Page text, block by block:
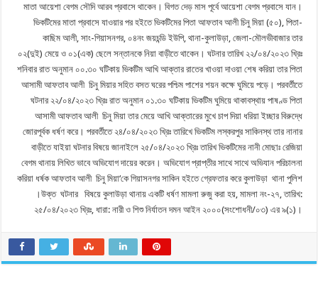
মাতা আয়েশা বেগম সৌদি আরব প্রবাসে থাকেন। বিগত দেড় মাস পূর্বে আয়েশা বেগম প্রবাসে যান।
ভিকটিমের মাতা প্রবাসে যাওয়ার পর হইতে ভিকটিমের পিতা আফতাব আলী চিনু মিয়া (৫০), পিতা-
কাছিম আলী, সাং-গিয়াসনগর, ০৪নং জয়চন্ডি ইউপি, থানা-কুলাউড়া, জেলা-মৌলভীবাজার তার
০২(দুই) মেয়ে ও ০১(এক) ছেলে সন্তানকে নিয়া বাড়ীতে থাকেন। ঘটনার তারিখ ২২/০৪/২০২৩ খ্রিঃ
শনিবার রাত অনুমান ০০.৩০ ঘটিকায় ভিকটিম আখি আক্তার রাতের খাওয়া দাওয়া শেষ করিয়া তার পিতা
আসামী আফতাব আলী চিনু মিয়ার সহিত বসত ঘরের পশ্চিম পাশের শয়ন কক্ষে ঘুমিয়ে পড়ে। পরবর্তীতে
ঘটনার ২২/০৪/২০২৩ খ্রিঃ রাত অনুমান ০১.৩০ ঘটিকায় ভিকটিম ঘুমিয়ে থাকাবস্থায় পাষণ্ড পিতা
আসামী আফতাব আলী চিনু মিয়া তার মেয়ে আখি আক্তারের মুখে চাপ দিয়া ধরিয়া ইচ্ছার বিরুদ্ধে
জোরপূর্বক ধর্ষণ করে। পরবর্তীতে ২৪/০৪/২০২৩ খ্রিঃ তারিখে ভিকটিম লস্করপুর সাকিনস্থ তার নানার
বাড়ীতে যাইয়া ঘটনার বিষয়ে জানাইলে ২৫/০৪/২০২৩ খ্রিঃ তারিখ ভিকটিমের নানী মোছাঃ রেজিয়া
বেগম থানায় লিখিত ভাবে অভিযোগ দায়ের করেন। অভিযোগ প্রাপ্তীর সাথে সাথে অভিযান পরিচালনা
করিয়া ধর্ষক আফতাব আলী চিনু মিয়া‘কে গিয়াসনগর সাকিন হইতে গ্রেফতার করে কুলাউড়া থানা পুলিশ
।উক্ত ঘটনার বিষয়ে কুলাউড়া থানায় একটি ধর্ষণ মামলা রুজু করা হয়, মামলা নং-২৭, তারিখ:
২৫/০৪/২০২৩ খ্রিঃ, ধারা: নারী ও শিশু নির্যাতন দমন আইন ২০০০(সংশোধনী/০৩) এর ৯(১)।